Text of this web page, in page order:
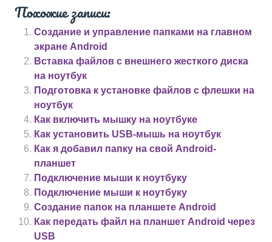
Похожие записи:
Создание и управление папками на главном
экране Android
Вставка файлов с внешнего жесткого диска
на ноутбук
Подготовка к установке файлов с флешки на
ноутбук
Как включить мышку на ноутбуке
Как установить USB-мышь на ноутбук
Как я добавил папку на свой Android-
планшет
Подключение мыши к ноутбуку
Подключение мыши к ноутбуку
Создание папок на планшете Android
Как передать файл на планшет Android через
USB